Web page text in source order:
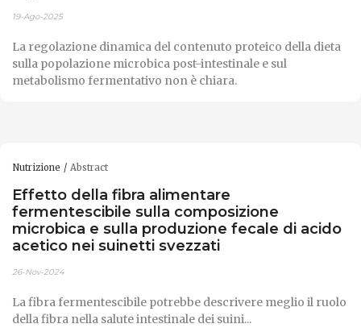
19-Ago-2025
La regolazione dinamica del contenuto proteico della dieta
sulla popolazione microbica post-intestinale e sul
metabolismo fermentativo non è chiara.
Nutrizione Abstract
Effetto della fibra alimentare
fermentescibile sulla composizione
microbica e sulla produzione fecale di acido
acetico nei suinetti svezzati
26-Nov-2024
La fibra fermentescibile potrebbe descrivere meglio il ruolo
della fibra nella salute intestinale dei suini...